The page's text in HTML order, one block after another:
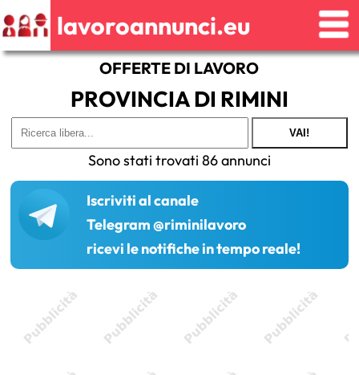
lavoroannunci.eu
OFFERTE DI LAVORO
PROVINCIA DI RIMINI
VAI!
Sono stati trovati 86 annunci
Iscriviti al canale
Telegram @riminilavoro
ricevi le notifiche in tempo reale!